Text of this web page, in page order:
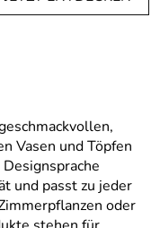
Vasen und Töpfen
und passt zu jeder
oder